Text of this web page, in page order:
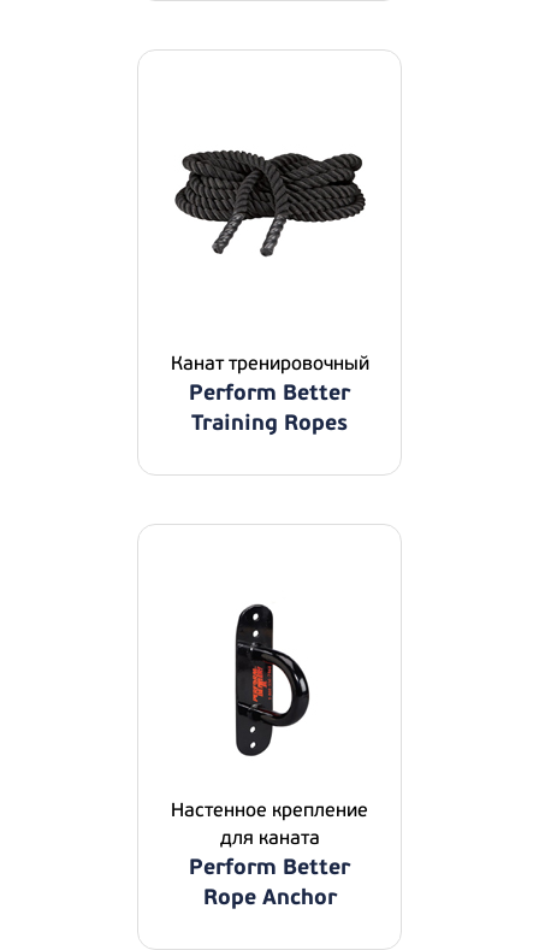
Канат тренировочный
Perform Better
Training Ropes
Настенное крепление
для каната
Perform Better
Rope Anchor